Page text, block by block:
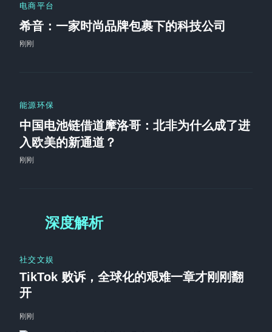
电商平台
希音：一家时尚品牌包裹下的科技公司
刚刚
能源环保
中国电池链借道摩洛哥：北非为什么成了进
入欧美的新通道？
刚刚
深度解析
社交文娱
TikTok 败诉，全球化的艰难一章才刚刚翻
开
刚刚